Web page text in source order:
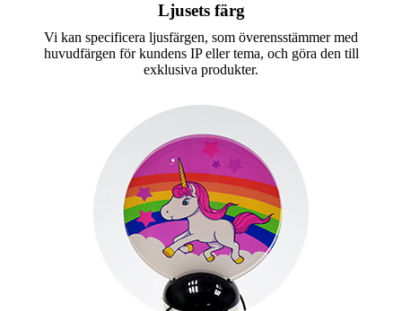
Ljusets färg
Vi kan specificera ljusfärgen, som överensstämmer med
huvudfärgen för kundens IP eller tema, och göra den till
exklusiva produkter.